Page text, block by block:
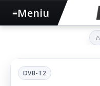
DVB-T2
≡Meniu
⌂